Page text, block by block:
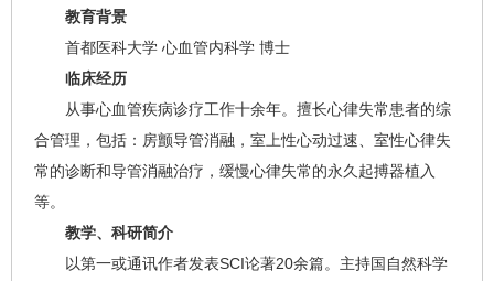
教育背景
首都医科大学 心血管内科学 博士
临床经历
从事心血管疾病诊疗工作十余年。擅长心律失常患者的综
合管理，包括：房颤导管消融，室上性心动过速、室性心律失
常的诊断和导管消融治疗，缓慢心律失常的永久起搏器植入
等。
教学、科研简介
以第一或通讯作者发表SCI论著20余篇。主持国自然科学